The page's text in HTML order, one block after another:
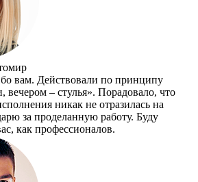
вам. Действовали по принципу
вечером – стулья». Порадовало, что
никак не отразилась на
за проделанную работу. Буду
как профессионалов.